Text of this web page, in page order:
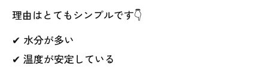
理由はとてもシンプルです👇
✔ 水分が多い
✔ 温度が安定している